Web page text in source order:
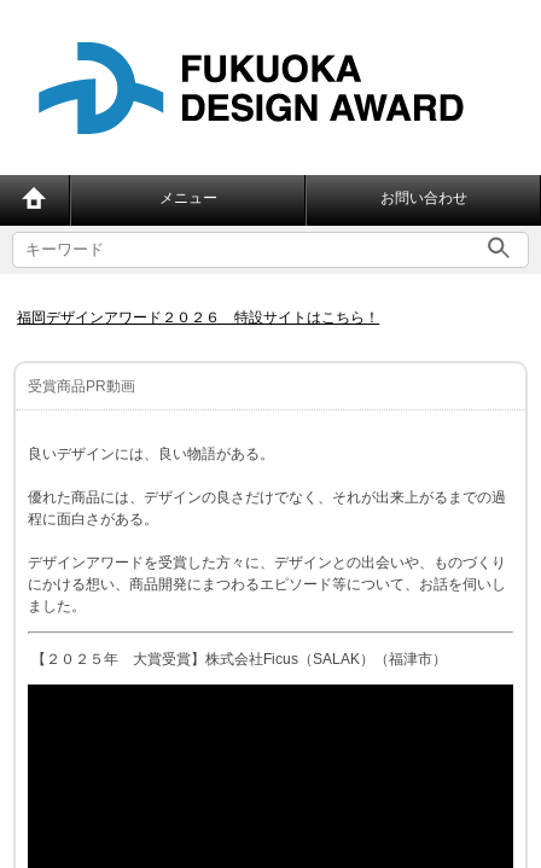
メニュー お問い合わせ
福岡デザインアワード２０２６ 特設サイトはこちら！
受賞商品PR動画
良いデザインには、良い物語がある。
優れた商品には、デザインの良さだけでなく、それが出来上がるまでの過
程に面白さがある。
デザインアワードを受賞した方々に、デザインとの出会いや、ものづくり
にかける想い、商品開発にまつわるエピソード等について、お話を伺いし
ました。
【２０２５年 大賞受賞】株式会社Ficus（SALAK）（福津市）